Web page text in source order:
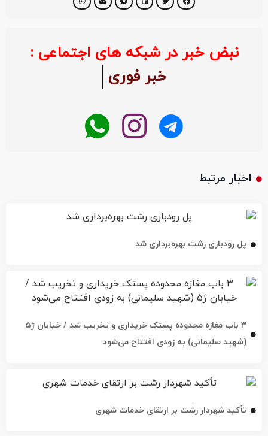
نبض خبر در شبکه های اجتماعی :
خبر فوری
اخبار مرتبط
پل رودباری رشت بهره‌برداری شد
۳ باب مغازه محدوده پستک خریداری و تخریب شد / خیابان ژ۵
(شهید سلیمانی) به زودی افتتاح می‌شود
تأکید شهردار رشت بر ارتقای خدمات شهری